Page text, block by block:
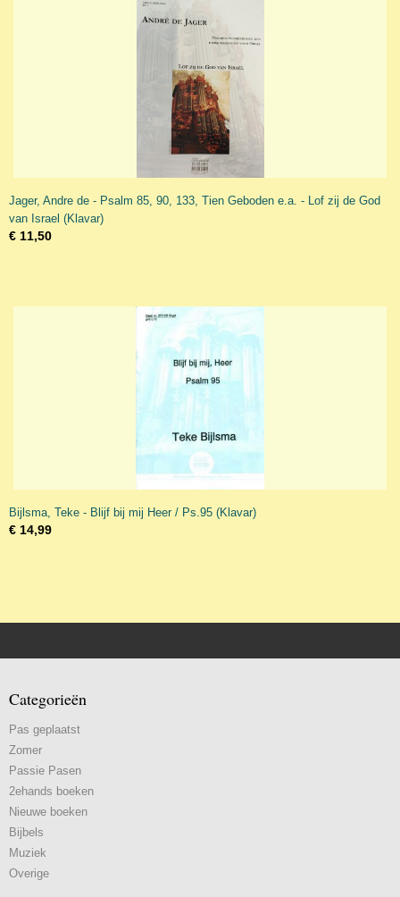
Jager, Andre de - Psalm 85, 90, 133, Tien Geboden e.a. - Lof zij de God
van Israel (Klavar)
€ 11,50
Bijlsma, Teke - Blijf bij mij Heer / Ps.95 (Klavar)
€ 14,99
Categorieën
Pas geplaatst
Zomer
Passie Pasen
2ehands boeken
Nieuwe boeken
Bijbels
Muziek
Overige